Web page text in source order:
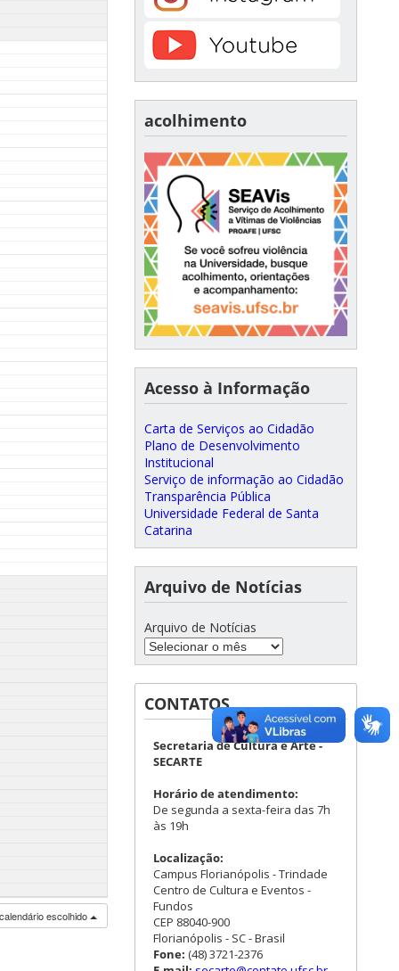
escolhido
acolhimento
Acesso à Informação
Carta de Serviços ao Cidadão
Plano de Desenvolvimento
Institucional
Serviço de informação ao Cidadão
Transparência Pública
Universidade Federal de Santa
Catarina
Arquivo de Notícias
Arquivo de Notícias
CONTATOS
Secretaria de Cultura e Arte -
SECARTE
Horário de atendimento:
De segunda a sexta-feira das 7h
às 19h
Localização:
Campus Florianópolis - Trindade
Centro de Cultura e Eventos -
Fundos
CEP 88040-900
Florianópolis - SC - Brasil
Fone: (48) 3721-2376